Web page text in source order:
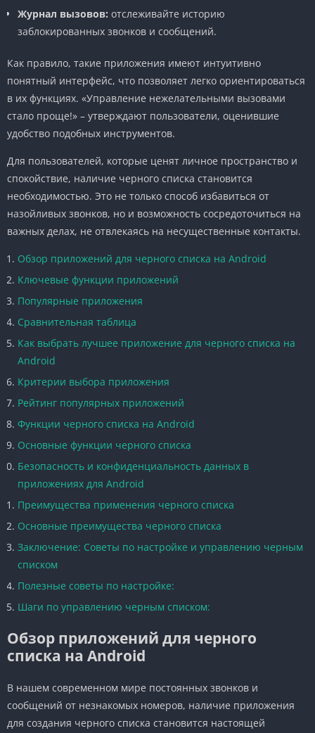
Журнал вызовов: отслеживайте историю
заблокированных звонков и сообщений.
Как правило, такие приложения имеют интуитивно
понятный интерфейс, что позволяет легко ориентироваться
в их функциях. «Управление нежелательными вызовами
стало проще!» – утверждают пользователи, оценившие
удобство подобных инструментов.
Для пользователей, которые ценят личное пространство и
спокойствие, наличие черного списка становится
необходимостью. Это не только способ избавиться от
назойливых звонков, но и возможность сосредоточиться на
важных делах, не отвлекаясь на несущественные контакты.
Обзор приложений для черного списка на Android
Ключевые функции приложений
Популярные приложения
Сравнительная таблица
Как выбрать лучшее приложение для черного списка на
Android
Критерии выбора приложения
Рейтинг популярных приложений
Функции черного списка на Android
Основные функции черного списка
Безопасность и конфиденциальность данных в
приложениях для Android
Преимущества применения черного списка
Основные преимущества черного списка
Заключение: Советы по настройке и управлению черным
списком
Полезные советы по настройке:
Шаги по управлению черным списком:
Обзор приложений для черного
списка на Android
В нашем современном мире постоянных звонков и
сообщений от незнакомых номеров, наличие приложения
для создания черного списка становится настоящей